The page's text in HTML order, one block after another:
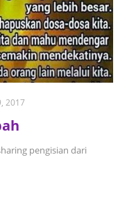
2017
pengisian dari